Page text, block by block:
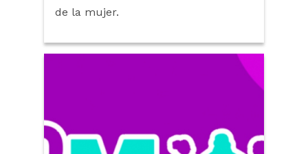
de la mujer.